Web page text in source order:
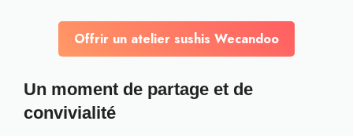
Offrir un atelier sushis Wecandoo
Un moment de partage et de
convivialité